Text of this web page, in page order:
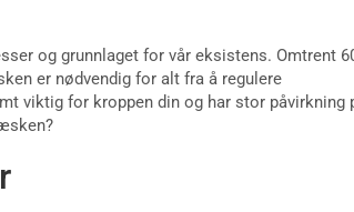
og grunnlaget for vår eksistens. Omtrent
er nødvendig for alt fra å regulere
viktig for kroppen din og har stor påvirkning